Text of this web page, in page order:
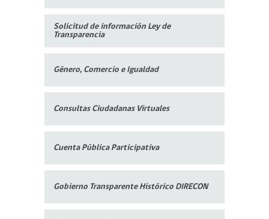
Solicitud de información Ley de
Transparencia
Género, Comercio e Igualdad
Consultas Ciudadanas Virtuales
Cuenta Pública Participativa
Gobierno Transparente Histórico DIRECON